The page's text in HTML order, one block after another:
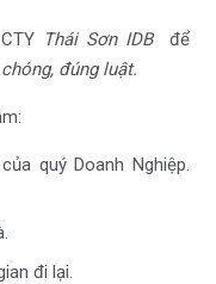
Thái Sơn IDBđể
đúng luật.
quý Doanh Nghiệp.
đi lại.